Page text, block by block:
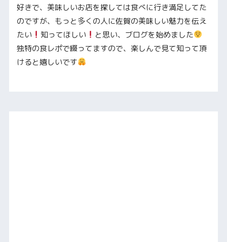
好きで、美味しいお店を探しては食べに行き満足してた
のですが、もっと多くの人に佐賀の美味しい魅力を伝え
たい
知ってほしい
と思い、ブログを始めました
独特の食レポで綴ってますので、楽しんで見て知って頂
けると嬉しいです